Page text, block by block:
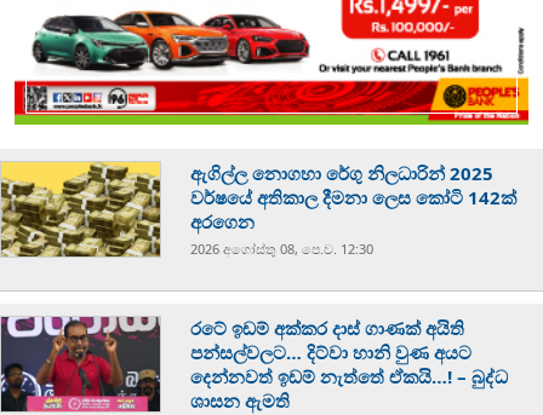
ඇගිල්ල නොගහා රේගු නිලධාරින් 2025
වර්ෂයේ අතිකාල දීමනා ලෙස කෝටි 142ක්
අරගෙන
2026 අගෝස්‍තු 08, පෙ.ව. 12:30
රටේ ඉඩම් අක්කර දාස් ගාණක් අයිති
පන්සල්වලට… දිට්වා හානි වුණ අයට
දෙන්නවත් ඉඩම් නැත්තේ ඒකයි…! – බුද්ධ
ශාසන ඇමති